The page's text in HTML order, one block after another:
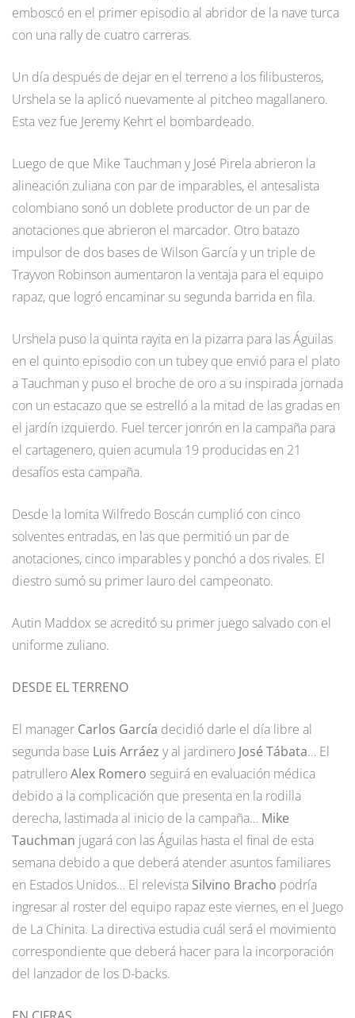
emboscó en el primer episodio al abridor de la nave turca
con una rally de cuatro carreras.
Un día después de dejar en el terreno a los filibusteros,
Urshela se la aplicó nuevamente al pitcheo magallanero.
Esta vez fue Jeremy Kehrt el bombardeado.
Luego de que Mike Tauchman y José Pirela abrieron la
alineación zuliana con par de imparables, el antesalista
colombiano sonó un doblete productor de un par de
anotaciones que abrieron el marcador. Otro batazo
impulsor de dos bases de Wilson García y un triple de
Trayvon Robinson aumentaron la ventaja para el equipo
rapaz, que logró encaminar su segunda barrida en fila.
Urshela puso la quinta rayita en la pizarra para las Águilas
en el quinto episodio con un tubey que envió para el plato
a Tauchman y puso el broche de oro a su inspirada jornada
con un estacazo que se estrelló a la mitad de las gradas en
el jardín izquierdo. Fuel tercer jonrón en la campaña para
el cartagenero, quien acumula 19 producidas en 21
desafíos esta campaña.
Desde la lomita Wilfredo Boscán cumplió con cinco
solventes entradas, en las que permitió un par de
anotaciones, cinco imparables y ponchó a dos rivales. El
diestro sumó su primer lauro del campeonato.
Autin Maddox se acreditó su primer juego salvado con el
uniforme zuliano.
DESDE EL TERRENO
El manager Carlos García decidió darle el día libre al
segunda base Luis Arráez y al jardinero José Tábata… El
patrulleroAlex Romero seguirá en evaluación médica
debido a la complicación que presenta en la rodilla
derecha, lastimada al inicio de la campaña… Mike
Tauchman jugará con las Águilas hasta el final de esta
semana debido a que deberá atender asuntos familiares
en Estados Unidos… El relevista Silvino Bracho podría
ingresar al roster del equipo rapaz este viernes, en el Juego
de La Chinita. La directiva estudia cuál será el movimiento
correspondiente que deberá hacer para la incorporación
del lanzador de los D-backs.